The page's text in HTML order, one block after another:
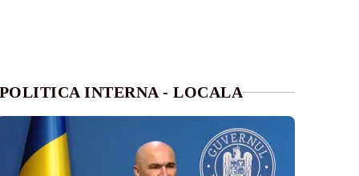
POLITICA INTERNA - LOCALA